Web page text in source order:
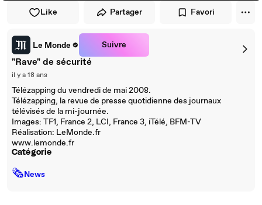
Like Partager Favori
Le Monde Suivre
"Rave" de sécurité
il y a 18 ans
Télézapping du vendredi de mai 2008.
Télézapping, la revue de presse quotidienne des journaux
télévisés de la mi-journée.
Images: TF1, France 2, LCI, France 3, iTélé, BFM-TV
Réalisation: LeMonde.fr
www.lemonde.fr
Catégorie
🗞News